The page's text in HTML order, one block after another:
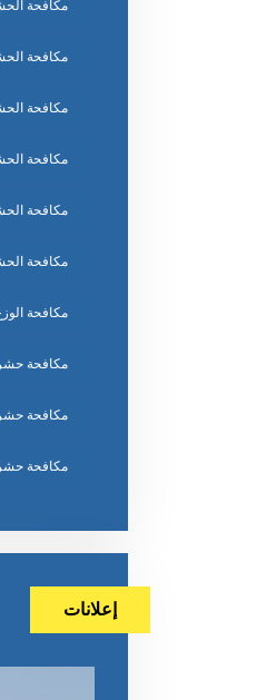
مكافحة
مكافحة
مكافحة
مكافحة
مكافحة
مكافحة
مكافحة
مكافحة
مكافحة
مكافحة
إعلانات